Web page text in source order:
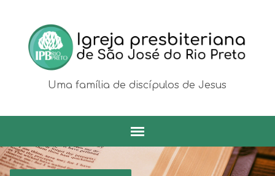
Uma família de discípulos de Jesus